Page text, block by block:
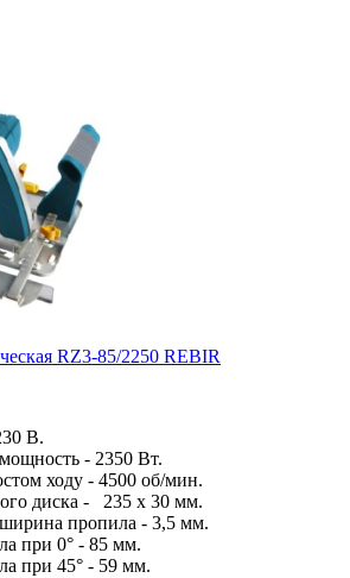
RZ3-85/2250 REBIR
В.
- 2350 Вт.
ходу - 4500 об/мин.
диска - 235 х 30 мм.
пропила - 3,5 мм.
при 0° - 85 мм.
при 45° - 59 мм.